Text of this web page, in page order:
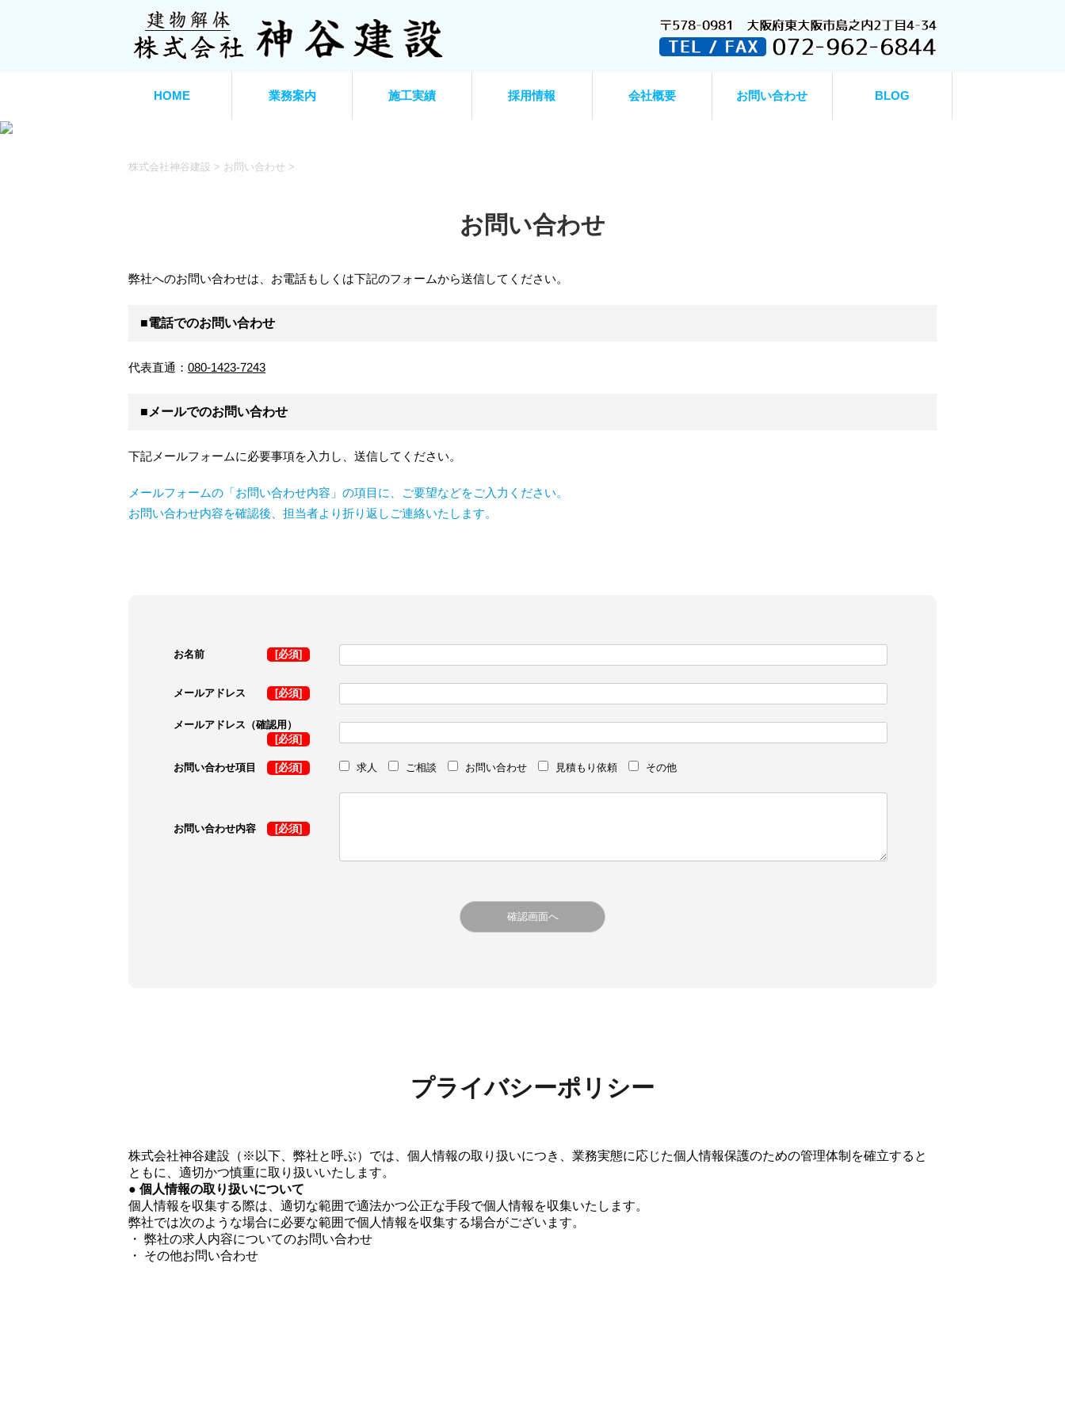
HOME 業務案内 施工実績 採用情報 会社概要 お問い合わせ BLOG
株式会社神谷建設 > お問い合わせ >
お問い合わせ
弊社へのお問い合わせは、お電話もしくは下記のフォームから送信してください。
■電話でのお問い合わせ
代表直通： 080-1423-7243
■メールでのお問い合わせ
下記メールフォームに必要事項を入力し、送信してください。
メールフォームの「お問い合わせ内容」の項目に、ご要望などをご入力ください。
お問い合わせ内容を確認後、担当者より折り返しご連絡いたします。
お名前 [必須]
メールアドレス [必須]
メールアドレス（確認用）
[必須]
お問い合わせ項目 [必須] 求人 ご相談 お問い合わせ 見積もり依頼 その他
お問い合わせ内容 [必須]
プライバシーポリシー
株式会社神谷建設（※以下、弊社と呼ぶ）では、個人情報の取り扱いにつき、業務実態に応じた個人情報保護のための管理体制を確立すると
ともに、適切かつ慎重に取り扱いいたします。
● 個人情報の取り扱いについて
個人情報を収集する際は、適切な範囲で適法かつ公正な手段で個人情報を収集いたします。
弊社では次のような場合に必要な範囲で個人情報を収集する場合がございます。
・ 弊社の求人内容についてのお問い合わせ
・ その他お問い合わせ